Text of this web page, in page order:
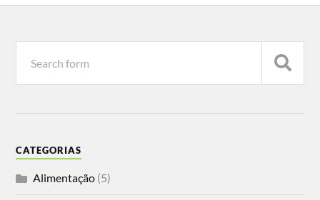
CATEGORIAS
Alimentação (5)